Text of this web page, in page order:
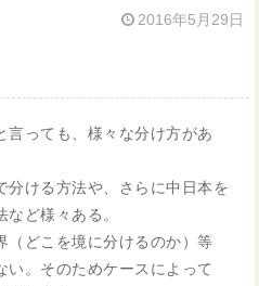
2016年5月29日
言っても、様々な分け方があ
分ける方法や、さらに中日本を
ど様々ある。
（どこを境に分けるのか）等
い。そのためケースによって